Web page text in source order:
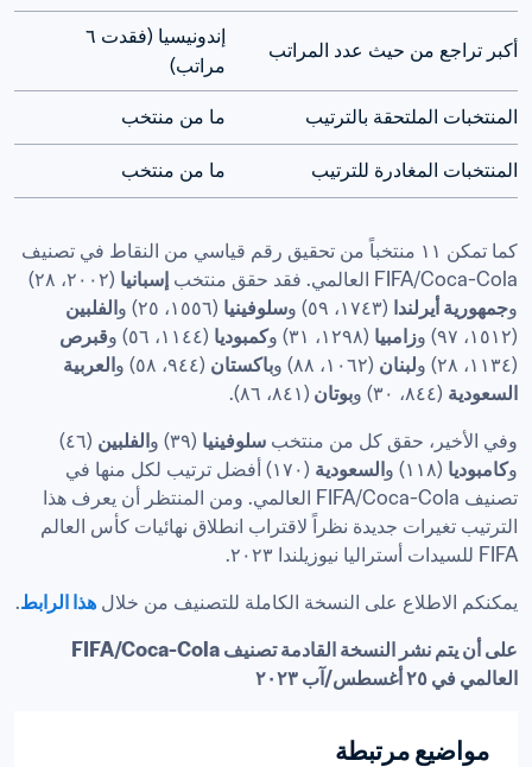
أكبر تراجع من حيث عدد المراتب
مراتب)
المنتخبات الملتحقة بالترتيب ما من منتخب
المنتخبات المغادرة للترتيب ما من منتخب
FIFA/Coca-Cola العالمي. فقد حقق منتخب
إسبانيا
وجمهورية أيرلندا (١٧٤٣، ٥٩) و سلوفينيا (١٥٥٦، ٢٥) و
الفلبين
(١٥١٢، ٩٧) و
زامبيا (١٢٩٨، ٣١) و كمبوديا (١١٤٤، ٥٦) و
قبرص
(١١٣٤، ٢٨) و
لبنان (١٠٦٢، ٨٨) و باكستان (٩٤٤، ٥٨) و
السعودية (٨٤٤، ٣٠) و بوتان (٨٤١، ٨٦).
وفي الأخير، حقق كل من منتخب سلوفينيا (٣٩) و الفلبين
وكامبوديا (١١٨) و السعودية
FIFA للسيدات أستراليا نيوزيلندا ٢٠٢٣.
يمكنكم الاطلاع على النسخة الكاملة للتصنيف من خلال هذا الرابط.
العالمي في ٢٥ أغسطس/آب ٢٠٢٣
مواضيع مرتبطة